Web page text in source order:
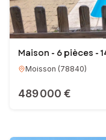
Parce qu’il faut parfois
Philippe NÉCHAB
Conseiller Indépendant en
Maison - 6 pièces -
Moisson (78840)
489 000 €